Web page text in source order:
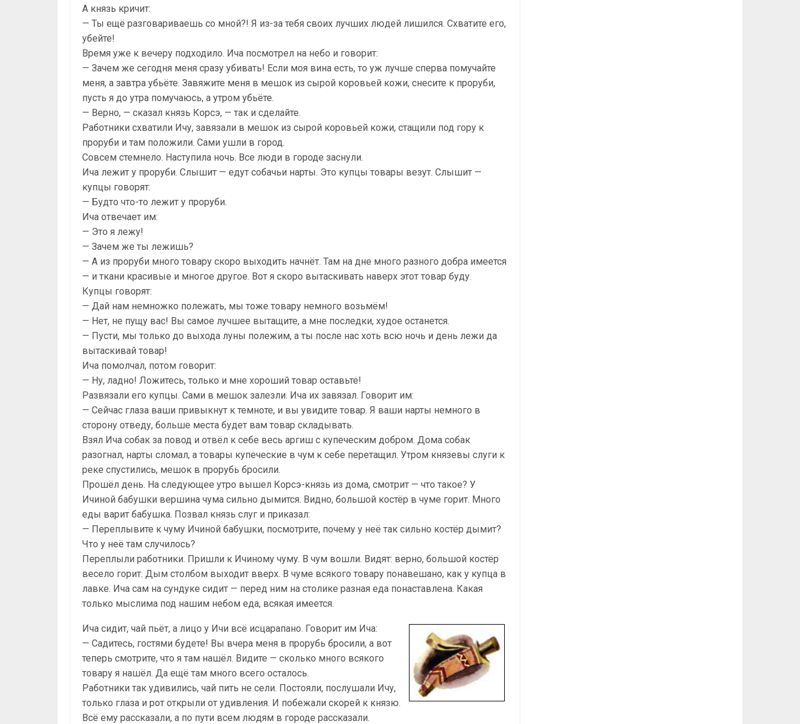
А князь кричит:
— Ты ещё разговариваешь со мной?! Я из-за тебя своих лучших людей лишился. Схватите его,
убейте!
Время уже к вечеру подходило. Ича посмотрел на небо и говорит:
— Зачем же сегодня меня сразу убивать! Если моя вина есть, то уж лучше сперва помучайте
меня, а завтра убьёте. Завяжите меня в мешок из сырой коровьей кожи, снесите к проруби,
пусть я до утра помучаюсь, а утром убьёте.
— Верно, — сказал князь Корсэ, — так и сделайте.
Работники схватили Ичу, завязали в мешок из сырой коровьей кожи, стащили под гору к
проруби и там положили. Сами ушли в город.
Совсем стемнело. Наступила ночь. Все люди в городе заснули.
Ича лежит у проруби. Слышит — едут собачьи нарты. Это купцы товары везут. Слышит —
купцы говорят:
— Будто что-то лежит у проруби.
Ича отвечает им:
— Это я лежу!
— Зачем же ты лежишь?
— А из проруби много товару скоро выходить начнёт. Там на дне много разного добра имеется
— и ткани красивые и многое другое. Вот я скоро вытаскивать наверх этот товар буду.
Купцы говорят:
— Дай нам немножко полежать, мы тоже товару немного возьмём!
— Нет, не пущу вас! Вы самое лучшее вытащите, а мне последки, худое останется.
— Пусти, мы только до выхода луны полежим, а ты после нас хоть всю ночь и день лежи да
вытаскивай товар!
Ича помолчал, потом говорит:
— Ну, ладно! Ложитесь, только и мне хороший товар оставьте!
Развязали его купцы. Сами в мешок залезли. Ича их завязал. Говорит им:
— Сейчас глаза ваши привыкнут к темноте, и вы увидите товар. Я ваши нарты немного в
сторону отведу, больше места будет вам товар складывать.
Взял Ича собак за повод и отвёл к себе весь аргиш с купеческим добром. Дома собак
разогнал, нарты сломал, а товары купеческие в чум к себе перетащил. Утром князевы слуги к
реке спустились, мешок в прорубь бросили.
Прошёл день. На следующее утро вышел Корсэ-князь из дома, смотрит — что такое? У
Ичиной бабушки вершина чума сильно дымится. Видно, большой костёр в чуме горит. Много
еды варит бабушка. Позвал князь слуг и приказал:
— Переплывите к чуму Ичиной бабушки, посмотрите, почему у неё так сильно костёр дымит?
Что у неё там случилось?
Переплыли работники. Пришли к Ичиному чуму. В чум вошли. Видят: верно, большой костёр
весело горит. Дым столбом выходит вверх. В чуме всякого товару понавешано, как у купца в
лавке. Ича сам на сундуке сидит — перед ним на столике разная еда понаставлена. Какая
только мыслима под нашим небом еда, всякая имеется.
Ича сидит, чай пьёт, а лицо у Ичи всё исцарапано. Говорит им Ича:
— Садитесь, гостями будете! Вы вчера меня в прорубь бросили, а вот
теперь смотрите, что я там нашёл. Видите — сколько много всякого
товару я нашёл. Да ещё там много всего осталось.
Работники так удивились, чай пить не сели. Постояли, послушали Ичу,
только глаза и рот открыли от удивления. И побежали скорей к князю.
Всё ему рассказали, а по пути всем людям в городе рассказали.